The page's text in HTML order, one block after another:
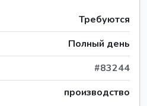
Требуются
Полный день
#83244
производство